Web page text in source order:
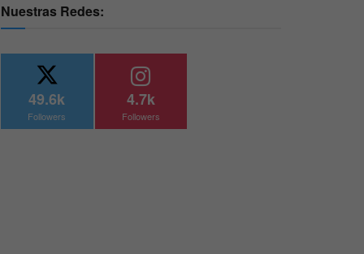
Nuestras Redes:
49.6k
Followers
4.7k
Followers